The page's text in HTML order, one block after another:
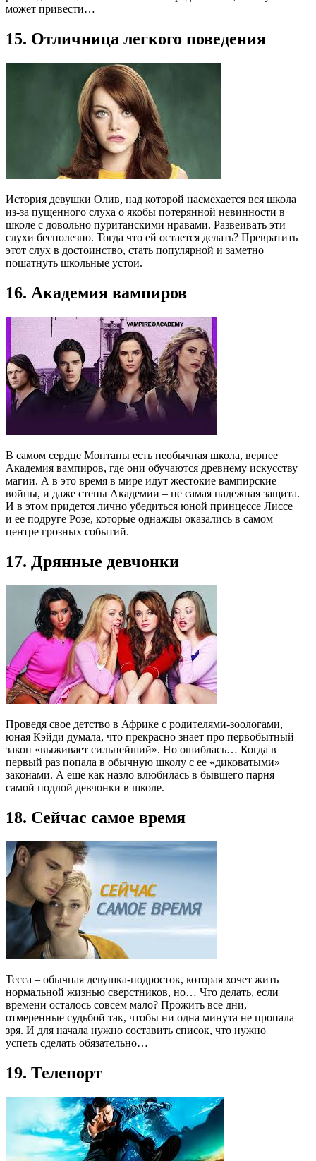
может привести…
15. Отличница легкого поведения
История девушки Олив, над которой насмехается вся школа
из-за пущенного слуха о якобы потерянной невинности в
школе с довольно пуританскими нравами. Развеивать эти
слухи бесполезно. Тогда что ей остается делать? Превратить
этот слух в достоинство, стать популярной и заметно
пошатнуть школьные устои.
16. Академия вампиров
В самом сердце Монтаны есть необычная школа, вернее
Академия вампиров, где они обучаются древнему искусству
магии. А в это время в мире идут жестокие вампирские
войны, и даже стены Академии – не самая надежная защита.
И в этом придется лично убедиться юной принцессе Лиссе
и ее подруге Розе, которые однажды оказались в самом
центре грозных событий.
17. Дрянные девчонки
Проведя свое детство в Африке с родителями-зоологами,
юная Кэйди думала, что прекрасно знает про первобытный
закон «выживает сильнейший». Но ошиблась… Когда в
первый раз попала в обычную школу с ее «диковатыми»
законами. А еще как назло влюбилась в бывшего парня
самой подлой девчонки в школе.
18. Сейчас самое время
Тесса – обычная девушка-подросток, которая хочет жить
нормальной жизнью сверстников, но… Что делать, если
времени осталось совсем мало? Прожить все дни,
отмеренные судьбой так, чтобы ни одна минута не пропала
зря. И для начала нужно составить список, что нужно
успеть сделать обязательно…
19. Телепорт